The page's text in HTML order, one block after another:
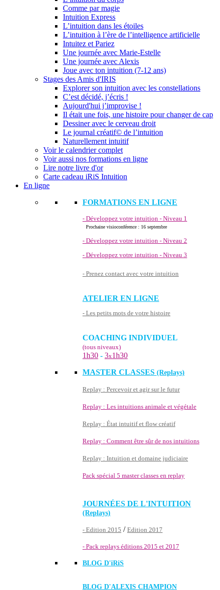
Comme par magie
Intuition Express
L’intuition dans les étoiles
L’intuition à l’ère de l’intelligence artificielle
Intuitez et Pariez
Une journée avec Marie-Estelle
Une journée avec Alexis
Joue avec ton intuition (7-12 ans)
Stages des Amis d'IRIS
Explorer son intuition avec les constellations
C’est décidé, j’écris !
Aujourd'hui j’improvise !
Il était une fois, une histoire pour changer de cap
Dessiner avec le cerveau droit
Le journal créatif© de l’intuition
Naturellement intuitif
Voir le calendrier complet
Voir aussi nos formations en ligne
Lire notre livre d'or
Carte cadeau iRiS Intuition
En ligne
FORMATIONS EN LIGNE
- Développez votre intuition - Niveau 1
Prochaine visioconférence : 16 septembre
- Développez votre intuition - Niveau 2
- Développez votre intuition - Niveau 3
- Prenez contact avec votre intuition
ATELIER EN LIGNE
- Les petits mots de votre histoire
COACHING INDIVIDUEL
(tous niveaux)
1h30 - 3x1h30
MASTER CLASSES (Replays)
Replay : Percevoir et agir sur le futur
Replay : Les intuitions animale et végétale
Replay : État intuitif et flow créatif
Replay : Comment être sûr de nos intuitions
Replay : Intuition et domaine judiciaire
Pack spécial 5 master classes en replay
JOURNÉES DE L'INTUITION
(Replays)
- Edition 2015 / Edition 2017
- Pack replays éditions 2015 et 2017
BLOG D'iRiS
BLOG D'ALEXIS CHAMPION